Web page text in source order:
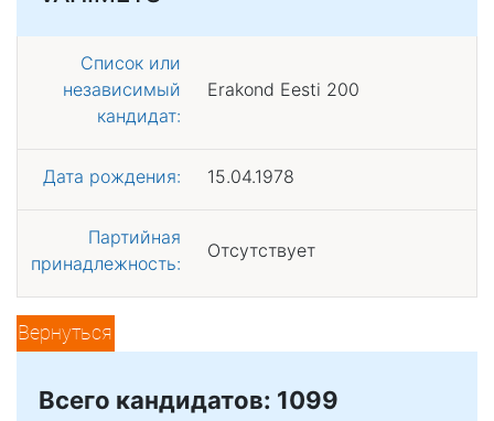
Список или
независимый
кандидат:
Erakond Eesti 200
Дата рождения: 15.04.1978
Партийная
принадлежность:
Отсутствует
Вернуться
Всего кандидатов: 1099